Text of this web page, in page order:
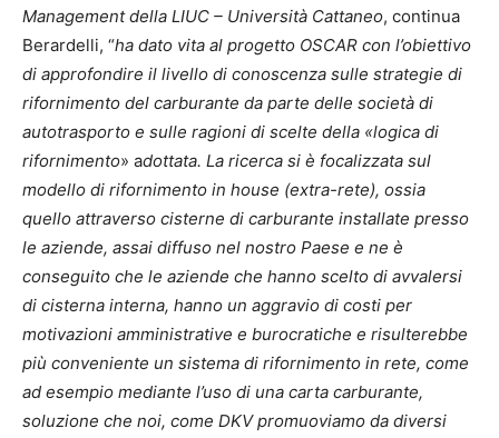
Management della LIUC – Università Cattaneo, continua
Berardelli, “ha dato vita al progetto OSCAR con l’obiettivo
di approfondire il livello di conoscenza sulle strategie di
rifornimento del carburante da parte delle società di
autotrasporto e sulle ragioni di scelte della «logica di
rifornimento» adottata. La ricerca si è focalizzata sul
modello di rifornimento in house (extra-rete), ossia
quello attraverso cisterne di carburante installate presso
le aziende, assai diffuso nel nostro Paese e ne è
conseguito che le aziende che hanno scelto di avvalersi
di cisterna interna, hanno un aggravio di costi per
motivazioni amministrative e burocratiche e risulterebbe
più conveniente un sistema di rifornimento in rete, come
ad esempio mediante l’uso di una carta carburante,
soluzione che noi, come DKV promuoviamo da diversi